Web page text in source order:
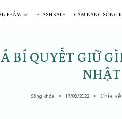
PHẨM FLASH SALE CẨM NANG SỐNG
BÍ QUYẾT GIỮ
NHẬT
Sống khỏe 17/08/2022 Chia sẻ: